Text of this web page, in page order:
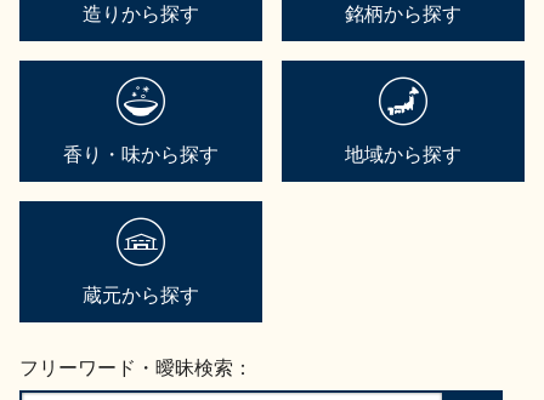
造りから探す 銘柄から探す
香り・味から探す 地域から探す
蔵元から探す
フリーワード・曖昧検索：